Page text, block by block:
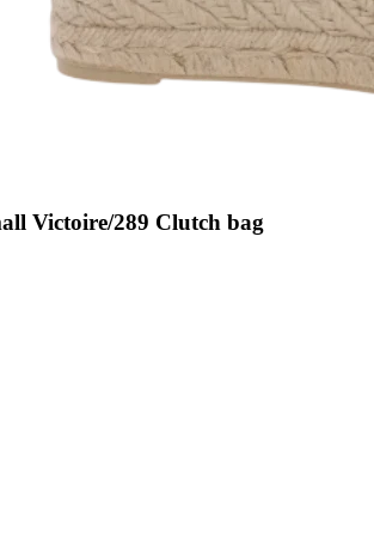
Victoire/289 Clutch bag